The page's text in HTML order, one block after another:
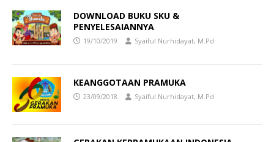
DOWNLOAD BUKU SKU &
PENYELESAIANNYA
19/10/2019 Syaiful Nurhidayat, M.Pd
KEANGGOTAAN PRAMUKA
23/09/2018 Syaiful Nurhidayat, M.Pd